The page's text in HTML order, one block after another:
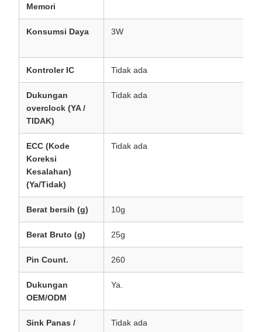
Memori
Konsumsi Daya 3W
Kontroler IC Tidak ada
Dukungan
overclock (YA /
TIDAK)
Tidak ada
ECC (Kode
Koreksi
Kesalahan)
(Ya/Tidak)
Tidak ada
Berat bersih (g) 10g
Berat Bruto (g) 25g
Pin Count. 260
Dukungan
OEM/ODM
Ya.
Sink Panas /
Tidak ada